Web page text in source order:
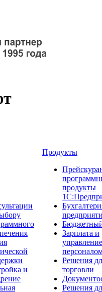
и
Продукты
продукты
Зарплата и
управление
Решения
торговли
Решения